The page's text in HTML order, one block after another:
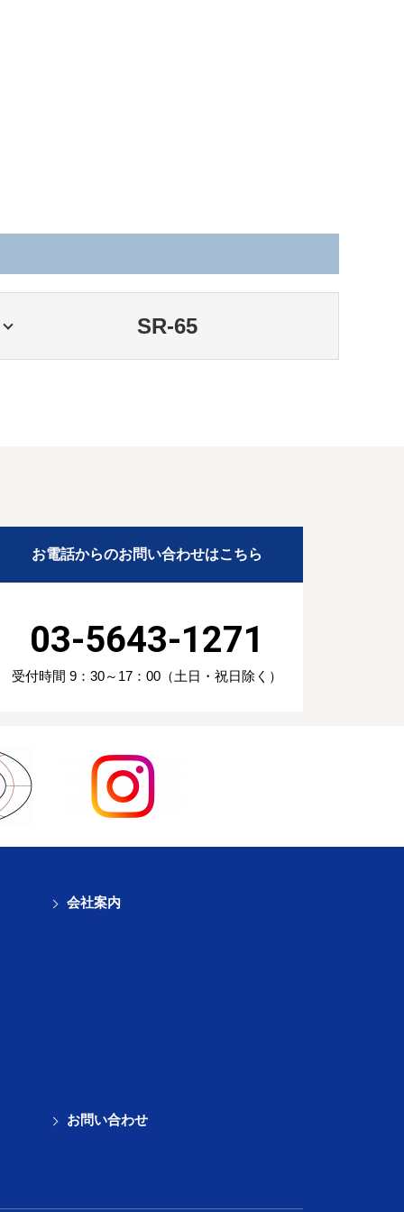
SR-65
お電話からのお問い合わせはこちら
03-5643-1271
受付時間 9：30～17：00（土日・祝日除く）
会社案内
お問い合わせ